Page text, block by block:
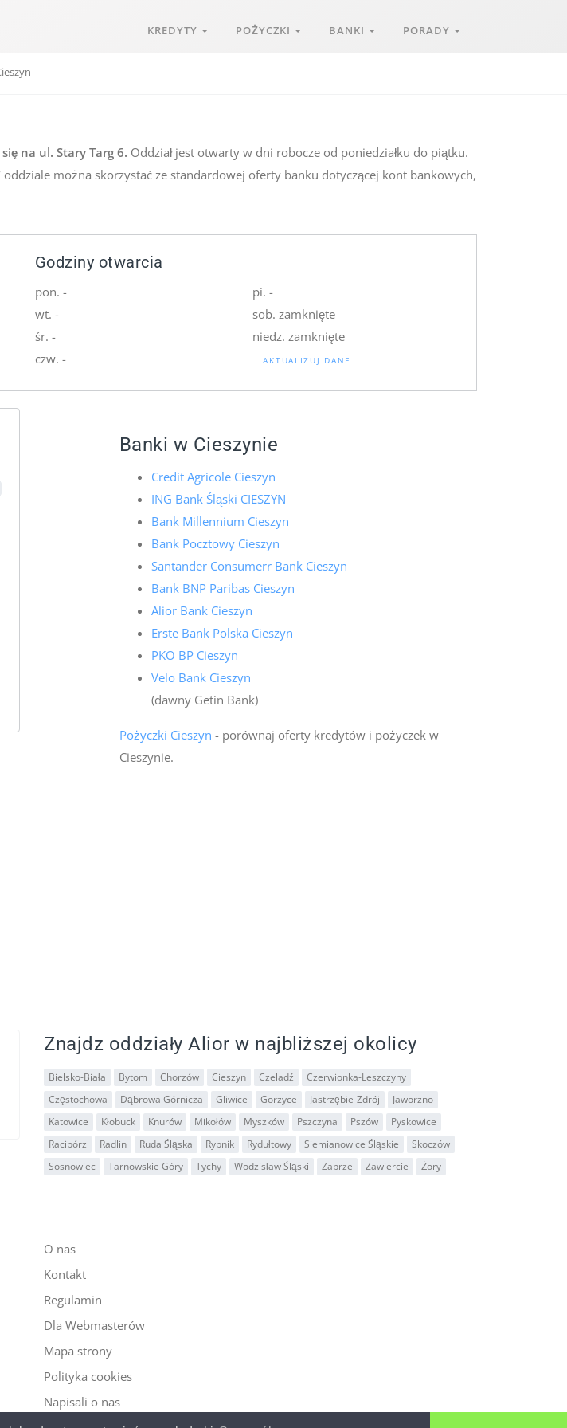
KREDYTY POŻYCZKI BANKI PORADY
na ul. Stary Targ 6. Oddział jest otwarty w dni robocze od poniedziałku do piątku.
można skorzystać ze standardowej oferty banku dotyczącej kont bankowych,
Godziny otwarcia
pon. -
wt. -
śr. -
czw. -
pi. -
sob. zamknięte
niedz. zamknięte
AKTUALIZUJ DANE
Banki w Cieszynie
Credit Agricole Cieszyn
ING Bank Śląski CIESZYN
Bank Millennium Cieszyn
Bank Pocztowy Cieszyn
Santander Consumerr Bank Cieszyn
Bank BNP Paribas Cieszyn
Alior Bank Cieszyn
Erste Bank Polska Cieszyn
PKO BP Cieszyn
Velo Bank Cieszyn
(dawny Getin Bank)
Pożyczki Cieszyn - porównaj oferty kredytów i pożyczek w
Cieszynie.
Znajdz oddziały Alior w najbliższej okolicy
Bielsko-Biała Bytom Chorzów Cieszyn Czeladź
Czerwionka-Leszczyny
Częstochowa
Dąbrowa Górnicza Gliwice Gorzyce Jastrzębie-Zdrój
Jaworzno
Katowice
Kłobuck Knurów Mikołów Myszków Pszczyna Pszów
Pyskowice
Racibórz
Radlin Ruda Śląska Rybnik Rydułtowy Siemianowice Śląskie
Skoczów
Sosnowiec
Tarnowskie Góry Tychy Wodzisław Śląski Zabrze Zawiercie Żory
O nas
Kontakt
Regulamin
Dla Webmasterów
Mapa strony
Polityka cookies
Napisali o nas